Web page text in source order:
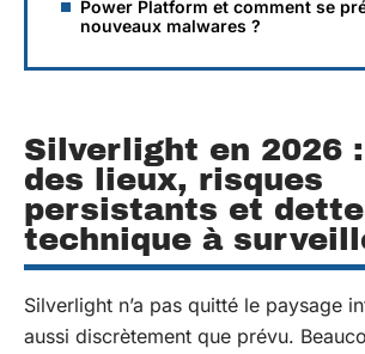
Power Platform et comment se
nouveaux malwares ?
Silverlight en 2026
des lieux, risques
persistants et dette
technique à
Silverlight n’a pas quitté le paysage
aussi discrètement que prévu.